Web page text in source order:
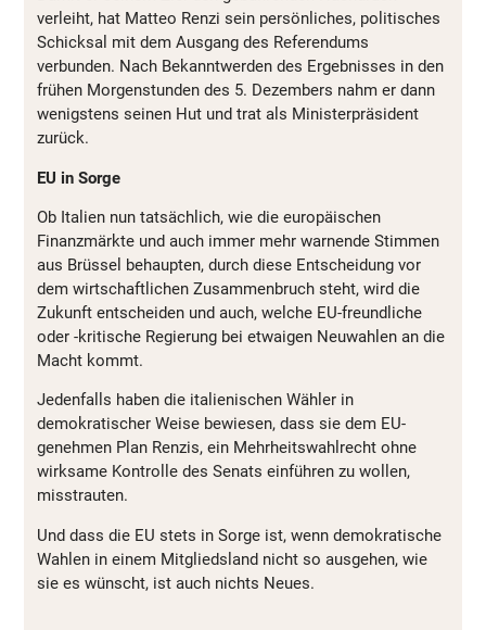
verleiht, hat Matteo Renzi sein persönliches, politisches
Schicksal mit dem Ausgang des Referendums
verbunden. Nach Bekanntwerden des Ergebnisses in den
frühen Morgenstunden des 5. Dezembers nahm er dann
wenigstens seinen Hut und trat als Ministerpräsident
zurück.
EU in Sorge
Ob Italien nun tatsächlich, wie die europäischen
Finanzmärkte und auch immer mehr warnende Stimmen
aus Brüssel behaupten, durch diese Entscheidung vor
dem wirtschaftlichen Zusammenbruch steht, wird die
Zukunft entscheiden und auch, welche EU-freundliche
oder -kritische Regierung bei etwaigen Neuwahlen an die
Macht kommt.
Jedenfalls haben die italienischen Wähler in
demokratischer Weise bewiesen, dass sie dem EU-
genehmen Plan Renzis, ein Mehrheitswahlrecht ohne
wirksame Kontrolle des Senats einführen zu wollen,
misstrauten.
Und dass die EU stets in Sorge ist, wenn demokratische
Wahlen in einem Mitgliedsland nicht so ausgehen, wie
sie es wünscht, ist auch nichts Neues.